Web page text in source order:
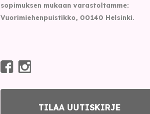
sopimuksen mukaan varastoltamme:
Vuorimiehenpuistikko, 00140 Helsinki.
TILAA UUTISKIRJE